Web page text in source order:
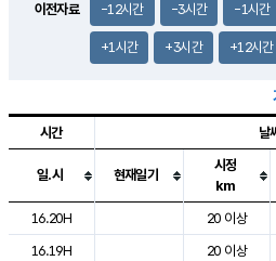
이전자료 -12시간 -3시간 -1시간
+1시간 +3시간 +12시간
도시별 기상실황표로 지점, 날씨, 기온,
시간 날
일.시 현재일기
시정
km
16.20H
20 이상
16.19H
20 이상